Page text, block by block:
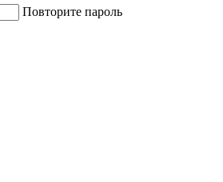
Повторите пароль